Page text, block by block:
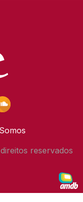
reservados